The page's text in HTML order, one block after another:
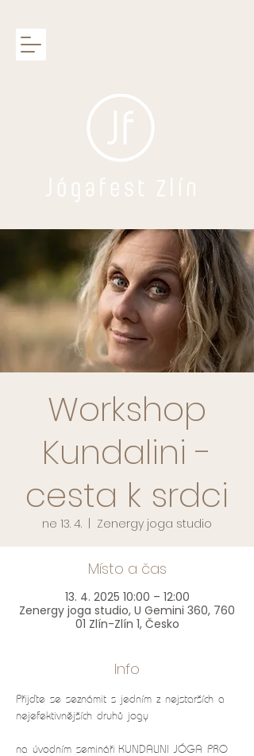
Workshop
Kundalini -
cesta k srdci
ne 13. 4. Zenergy joga studio
Místo a čas
13. 4. 2025 10:00 – 12:00
Zenergy joga studio, U Gemini 360, 760
01 Zlín-Zlín 1, Česko
Info
Přijďte se seznámit s jedním z nejstarších a
nejefektivnějších druhů jogy
na úvodním semináři KUNDALINI JÓGA PRO